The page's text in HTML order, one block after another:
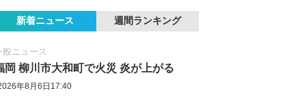
新着ニュース 週間ランキング
般ニュース
岡 柳川市大和町で火災 炎が上がる
年8月6日17:40